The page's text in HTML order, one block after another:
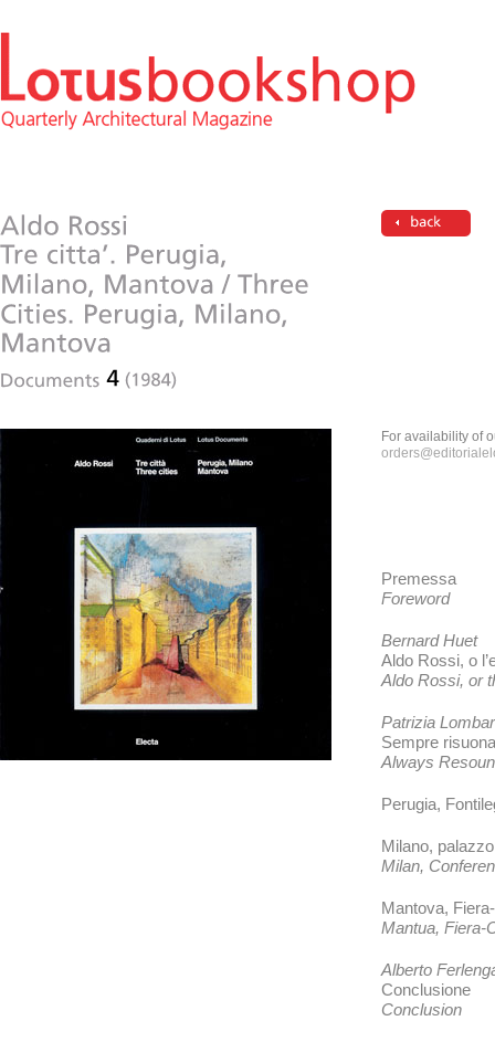
For availability of
Premessa
Foreword
Bernard Huet
Aldo Rossi, o
Aldo Rossi, or
Patrizia
Sempre
Always
Perugia,
Milano,
Milan,
Mantova,
Mantua, Fiera-
Alberto
Conclusione
Conclusion